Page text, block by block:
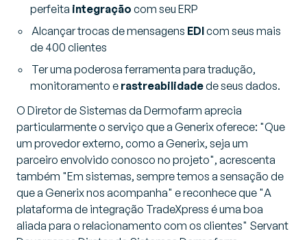
perfeita integração com seu ERP
Alcançar trocas de mensagens EDIcom seus mais
de 400 clientes
Ter uma poderosa ferramenta para tradução,
monitoramento e rastreabilidadede seus dados.
O Diretor de Sistemas da Dermofarm aprecia
particularmente o serviço que a Generix oferece: "Que
um provedor externo, como a Generix, seja um
parceiro envolvido conosco no projeto", acrescenta
também "Em sistemas, sempre temos a sensação de
que a Generix nos acompanha" e reconhece que "A
plataforma de integração TradeXpress é uma boa
aliada para o relacionamento com os clientes" Servant